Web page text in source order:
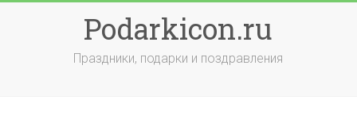
Podarkicon.ru
Праздники, подарки и поздравления